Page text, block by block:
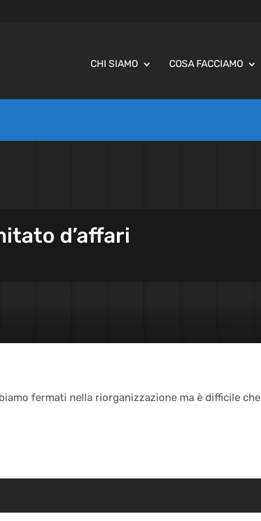
CHI SIAMO COSA FACCIAMO
d’affari
fermati nella riorganizzazione ma è difficile che